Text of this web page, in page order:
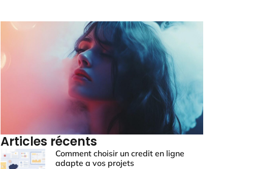
Articles récents
Comment choisir un credit en ligne
adapte a vos projets